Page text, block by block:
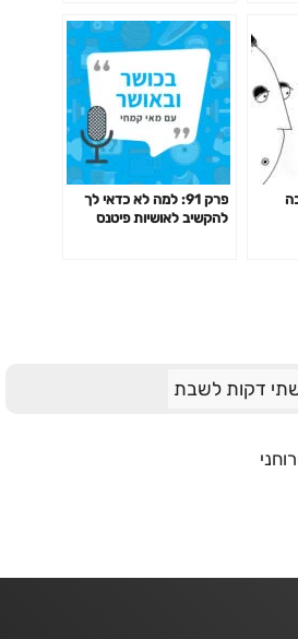
פרק 91: למה לא כדאי לך
להקשיב לאושיות פיטנס
דקות לשבת